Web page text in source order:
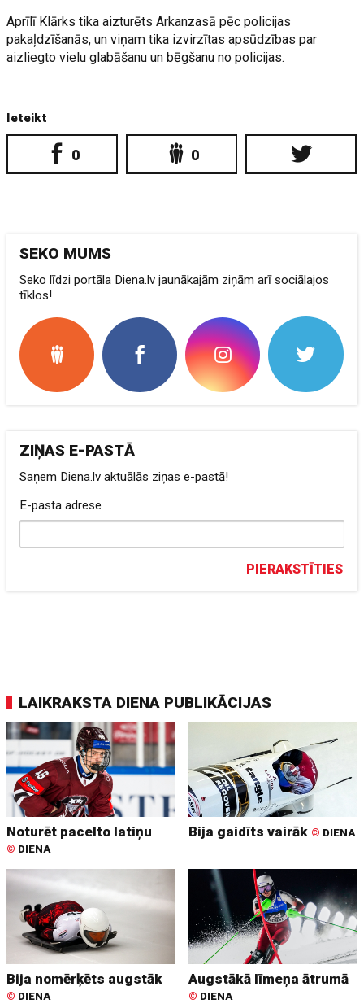
Aprīlī Klārks tika aizturēts Arkanzasā pēc policijas
pakaļdzīšanās, un viņam tika izvirzītas apsūdzības par
aizliegto vielu glabāšanu un bēgšanu no policijas.
Ieteikt
0 0
SEKO MUMS
Seko līdzi portāla Diena.lv jaunākajām ziņām arī sociālajos
tīklos!
ZIŅAS E-PASTĀ
Saņem Diena.lv aktuālās ziņas e-pastā!
E-pasta adrese
PIERAKSTĪTIES
LAIKRAKSTA DIENA PUBLIKĀCIJAS
Noturēt pacelto latiņu
© DIENA
Bija gaidīts vairāk © DIENA
Bija nomērķēts augstāk
© DIENA
Augstākā līmeņa ātrumā
© DIENA